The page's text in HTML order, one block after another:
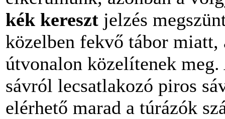
kék kereszt jelzés
közelben fekvő tábor miatt,
útvonalon közelítenek
sávról lecsatlakozó piros
elérhető marad a túrázók